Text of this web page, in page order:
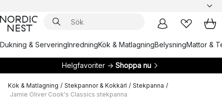
Dukning & ServeringInredningKök & MatlagningBelysningMattor &
Helgfavoriter → Shoppa nu
Kök & Matlagning / Stekpannor & Kokkärl / Stekpanna /
Jamie Oliver Cook's Classics stekpanna